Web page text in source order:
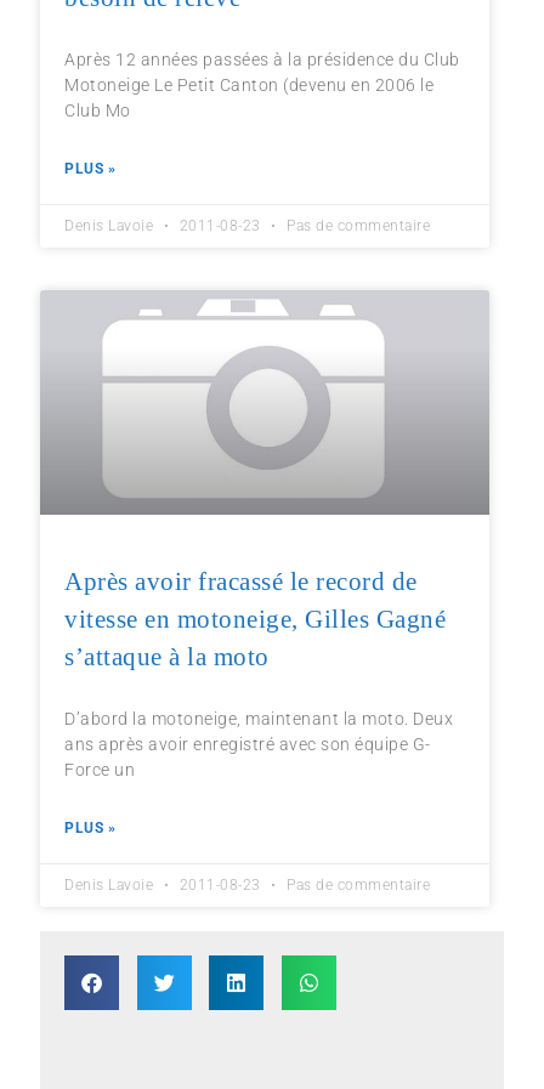
Après 12 années passées à la présidence du Club
Motoneige Le Petit Canton (devenu en 2006 le
Club Mo
PLUS »
Denis Lavoie 2011-08-23 Pas de commentaire
Après avoir fracassé le record de
vitesse en motoneige, Gilles Gagné
s’attaque à la moto
D’abord la motoneige, maintenant la moto. Deux
ans après avoir enregistré avec son équipe G-
Force un
PLUS »
Denis Lavoie 2011-08-23 Pas de commentaire